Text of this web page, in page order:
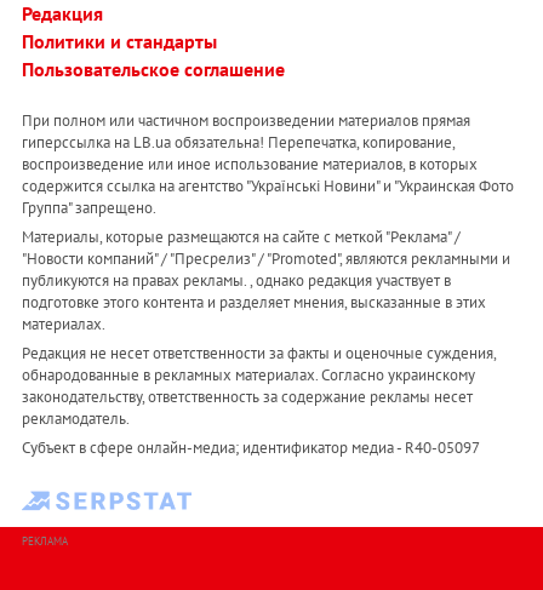
Редакция
Политики и стандарты
Пользовательское соглашение
При полном или частичном воспроизведении материалов прямая
гиперссылка на LB.ua обязательна! Перепечатка, копирование,
воспроизведение или иное использование материалов, в которых
содержится ссылка на агентство "Українськi Новини" и "Украинская Фото
Группа" запрещено.
Материалы, которые размещаются на сайте с меткой "Реклама" /
"Новости компаний" / "Пресрелиз" / "Promoted", являются рекламными и
публикуются на правах рекламы. , однако редакция участвует в
подготовке этого контента и разделяет мнения, высказанные в этих
материалах.
Редакция не несет ответственности за факты и оценочные суждения,
обнародованные в рекламных материалах. Согласно украинскому
законодательству, ответственность за содержание рекламы несет
рекламодатель.
Субъект в сфере онлайн-медиа; идентификатор медиа - R40-05097
РЕКЛАМА